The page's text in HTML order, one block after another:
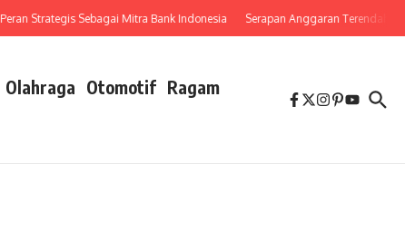
Sebagai Mitra Bank Indonesia Serapan Anggaran Terendah,
Olahraga Otomotif Ragam